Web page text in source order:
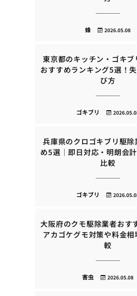
2026.05.08
蜂
東京都のキッチン・ゴキブ
おすすめランキング5選！
び方
ゴキブリ
兵庫県のクロゴキブリ駆除
め5選｜即日対応・明朗会
比較
ゴキブリ
大阪府のクモ駆除業者おす
アカゴケグモ対策や料金相
較
2026.05.08
害虫